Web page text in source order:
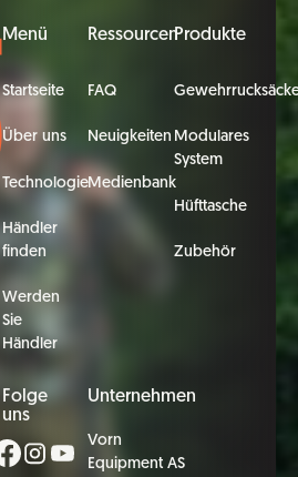
Menü
Startseite
Über uns
Technologie
Händler
finden
Werden
Sie
Händler
Ressourcen
FAQ
Neuigkeiten
Medienbank
Produkte
Modulares
System
Hüfttasche
Zubehör
Folge
uns
Unternehmen
Vorn
Equipment AS